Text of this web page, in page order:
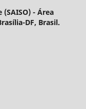
- Área
DF, Brasil.